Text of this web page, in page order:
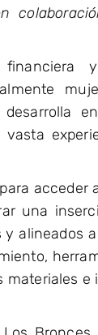
y
vasta
acceder
una
alineados